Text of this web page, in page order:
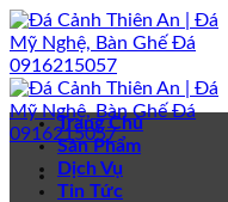
Bỏ
qua
nội
dung
Trang Chủ
Sản Phẩm
Dịch Vụ
Tin Tức